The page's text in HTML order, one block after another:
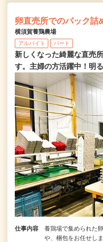
卵直売所でのパック詰
横須賀養鶏農場
アルバイト パート
新しくなった綺麗な直売
す。主婦の方活躍中！明
仕事内容
養鶏場で集められた
や、梱包をお任せし